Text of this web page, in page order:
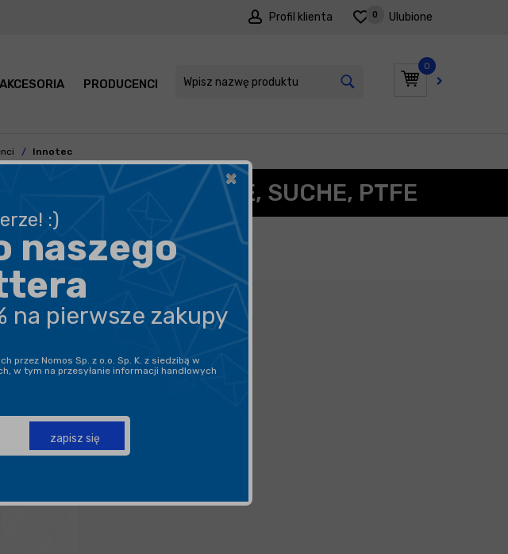
Profil klienta Ulubione
0
0
AKCESORIA PRODUCENCI PROMOCJE
Innotec
SMARY TEFLONOWE, SUCHE, PTFE
CENA
×
:)
naszego
na pierwsze zakupy
przez Nomos Sp. z o.o. Sp. K. z siedzibą w
w tym na przesyłanie informacji handlowych
zapisz się